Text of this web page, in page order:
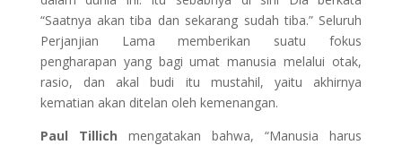
“Saatnya akan tiba dan sekarang sudah tiba.” Seluruh
Perjanjian Lama memberikan suatu fokus
pengharapan yang bagi umat manusia melalui otak,
rasio, dan akal budi itu mustahil, yaitu akhirnya
kematian akan ditelan oleh kemenangan.
Paul Tillich mengatakan bahwa, “Manusia harus